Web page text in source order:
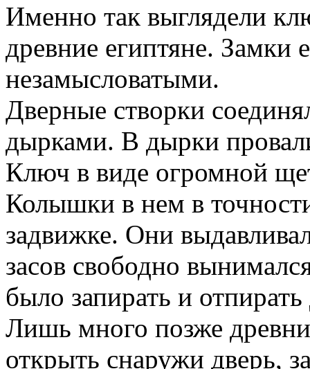
Именно так выглядели
древние египтяне. Замки
незамысловатыми.
Дверные створки
дырками. В дырки
Ключ в виде огромной
Колышки в нем в
задвижке. Они
засов свободно
было запирать и
Лишь много позже
открыть снаружи дверь,